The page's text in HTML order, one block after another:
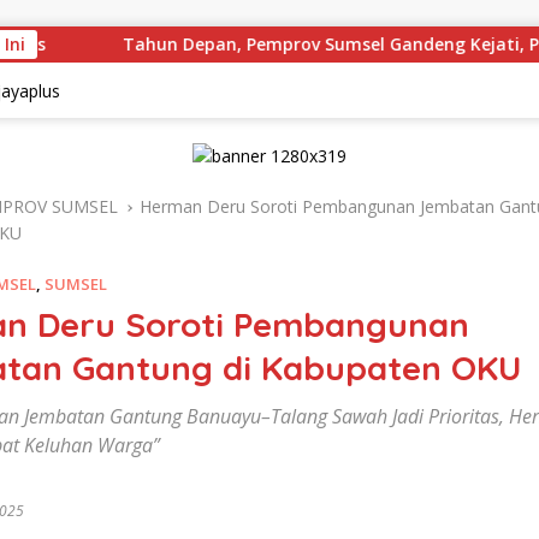
Ini
Tahun Depan, Pemprov Sumsel Gandeng Kejati,
SUMSEL
Herman Deru Soroti Pembangunan Jembatan
, SUMSEL
Deru Soroti Pembangunan
Gantung di Kabupaten OKU
Jembatan Gantung Banuayu–Talang Sawah Jadi Prioritas,
Keluhan Warga”